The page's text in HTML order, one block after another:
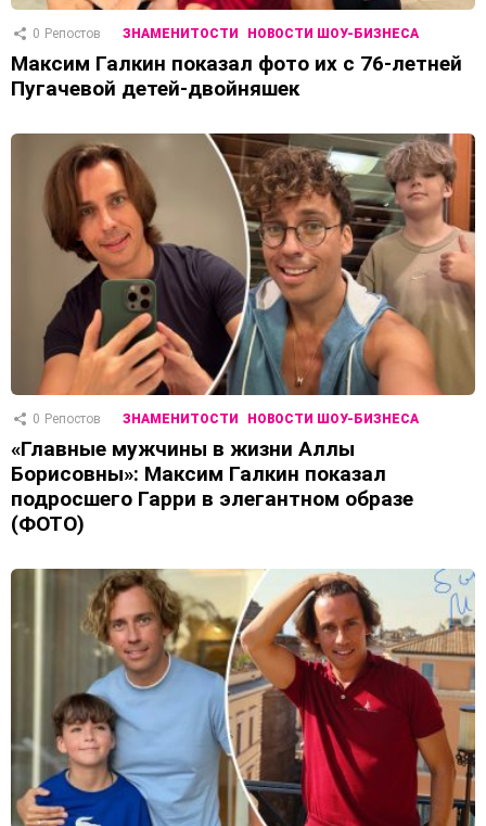
0 Репостов ЗНАМЕНИТОСТИ НОВОСТИ ШОУ-БИЗНЕСА
Максим Галкин показал фото их с 76-летней
Пугачевой детей-двойняшек
0 Репостов ЗНАМЕНИТОСТИ НОВОСТИ ШОУ-БИЗНЕСА
«Главные мужчины в жизни Аллы
Борисовны»: Максим Галкин показал
подросшего Гарри в элегантном образе
(ФОТО)